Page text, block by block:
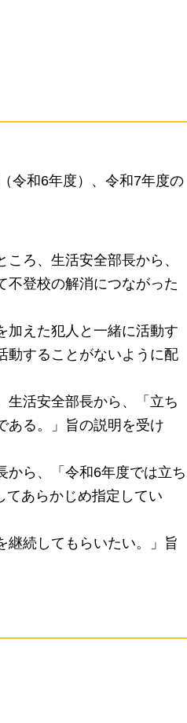
令和6年度）、令和7年度の
ろ、生活安全部長から、
不登校の解消につながった
加えた犯人と一緒に活動す
動することがないように配
生活安全部長から、「立ち
ある。」旨の説明を受け
から、「令和6年度では立ち
てあらかじめ指定してい
継続してもらいたい。」旨